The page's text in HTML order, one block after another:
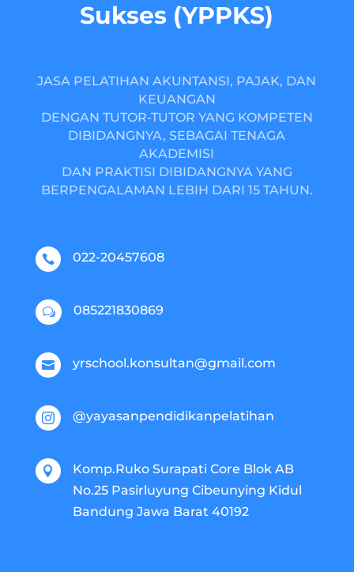
Sukses (YPPKS)
JASA PELATIHAN AKUNTANSI, PAJAK, DAN
KEUANGAN
DENGAN TUTOR-TUTOR YANG KOMPETEN
DIBIDANGNYA, SEBAGAI TENAGA
AKADEMISI
DAN PRAKTISI DIBIDANGNYA YANG
BERPENGALAMAN LEBIH DARI 15 TAHUN.
 022-20457608
w 085221830869
 yrschool.konsultan@gmail.com
 @yayasanpendidikanpelatihan

Komp.Ruko Surapati Core Blok AB
No.25 Pasirluyung Cibeunying Kidul
Bandung Jawa Barat 40192